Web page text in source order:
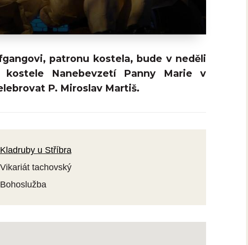
patronu kostela, bude v neděli
Nanebevzetí Panny Marie v
P. Miroslav Martiš.
Kladruby u Stříbra
Vikariát tachovský
Bohoslužba